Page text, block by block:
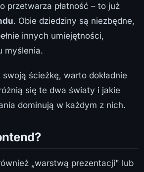
przetwarza płatność – to już
. Obie dziedziny są niezbędne,
innych umiejętności,
myślenia.
ścieżkę, warto dokładnie
się te dwa światy i jakie
dominują w każdym z nich.
„warstwą prezentacji" lub